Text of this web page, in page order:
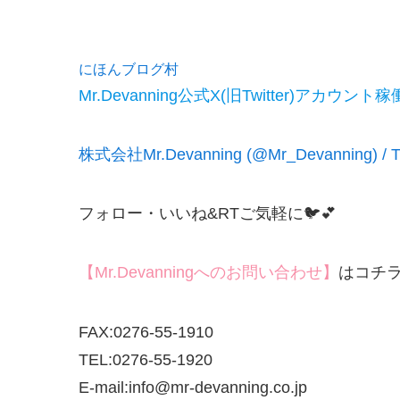
にほんブログ村
Mr.Devanning公式X(旧Twitter)アカウント稼
株式会社Mr.Devanning (@Mr_Devanning) /
フォロー・いいね&RTご気軽に🐦💕
【Mr.Devanningへのお問い合わせ】 はコチ
FAX:0276-55-1910
TEL:0276-55-1920
E-mail:info@mr-devanning.co.jp